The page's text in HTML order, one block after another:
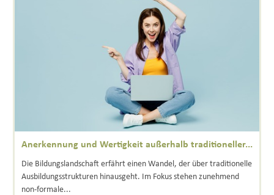
Anerkennung und Wertigkeit außerhalb traditioneller...
Die Bildungslandschaft erfährt einen Wandel, der über traditionelle
Ausbildungsstrukturen hinausgeht. Im Fokus stehen zunehmend
non-formale...